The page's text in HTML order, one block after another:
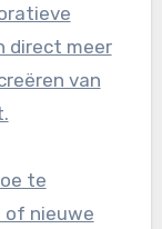
direct meer
van
te
of nieuwe